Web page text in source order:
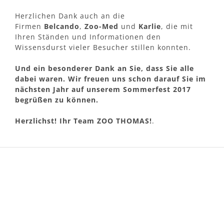
Herzlichen Dank auch an die
Firmen Belcando, Zoo-Med und Karlie, die mit
Ihren Ständen und Informationen den
Wissensdurst vieler Besucher stillen konnten.
Und ein besonderer Dank an Sie, dass Sie alle
dabei waren. Wir freuen uns schon darauf Sie im
nächsten Jahr auf unserem Sommerfest 2017
begrüßen zu können.
Herzlichst! Ihr Team ZOO THOMAS!.